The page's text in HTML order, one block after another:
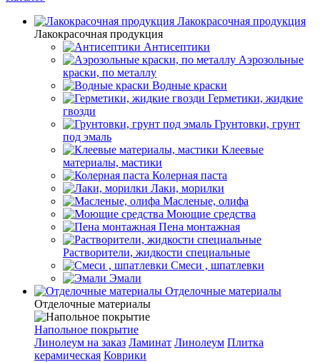
Лакокрасочная продукция
Лакокрасочная продукция
Антисептики
Аэрозольные
краски, по металлу
Водные краски
Герметики, жидкие
гвозди
Грунтовки, грунт
под эмаль
Клеевые
материалы, мастики
Колерная паста
Лаки, морилки
Масленые, олифа
Моющие средства
Пена монтажная
Растворители, жидкости специальные
Смеси , шпатлевки
Эмали
Отделочные материалы
Отделочные материалы
Напольное покрытие
Линолеум на заказ Ламинат Линолеум Плитка
керамическая Коврики